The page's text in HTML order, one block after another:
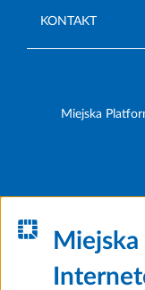
KONTAKT
Miejska